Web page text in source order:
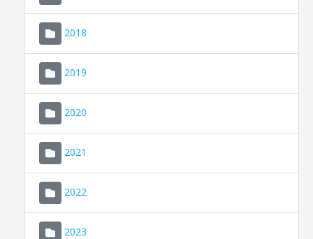
2018
2019
2020
2021
2022
2023